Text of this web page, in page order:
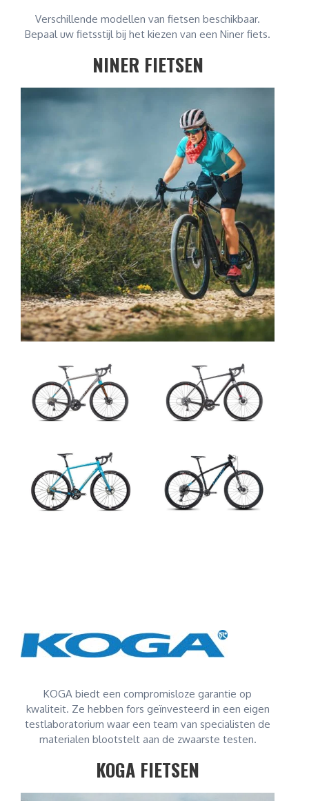
Verschillende modellen van fietsen beschikbaar.
Bepaal uw fietsstijl bij het kiezen van een Niner fiets.
NINER FIETSEN
KOGA biedt een compromisloze garantie op
kwaliteit. Ze hebben fors geïnvesteerd in een eigen
testlaboratorium waar een team van specialisten de
materialen blootstelt aan de zwaarste testen.
KOGA FIETSEN